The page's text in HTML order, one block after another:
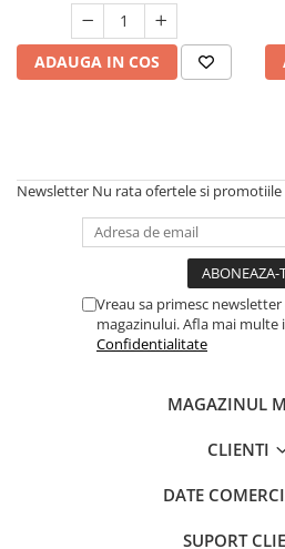
ADAUGA IN COS
Newsletter Nu rata ofertele si
Vreau sa primesc
magazinului. Afla mai multe
Confidentialitate
MAGAZINUL
CLIENTI
DATE
SUPORT